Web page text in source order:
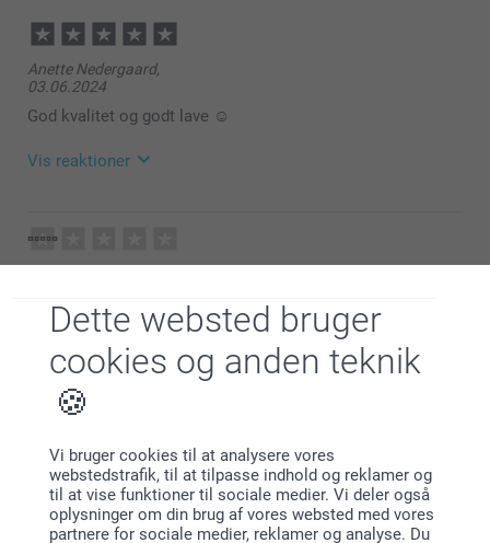
Dette websted bruger
cookies og anden teknik
Vi bruger cookies til at analysere vores
webstedstrafik, til at tilpasse indhold og reklamer og
til at vise funktioner til sociale medier. Vi deler også
oplysninger om din brug af vores websted med vores
partnere for sociale medier, reklamer og analyse. Du
Anette Nedergaard,
03.06.2024
God kvalitet og godt lave ☺️
Vis reaktioner
Tusind tak for din dejlige anmeldelse og dine 5
stjerner.
Det glæder os at du er så tilfreds med tegnebogen
og vi håber du får glæde af den i lang tid fremover.
Venlig hilsen
Zeinab @smartphoto
zeinab.el-katat
Super flot produkt.
Vis reaktioner
04.05.2023
Hej Bente
Mange tak for din anmeldelse.
Det er en sjov måde at gøre produkterne mere
Mulepose
149,00
Mulepose
3 varianter
Fra 139,00